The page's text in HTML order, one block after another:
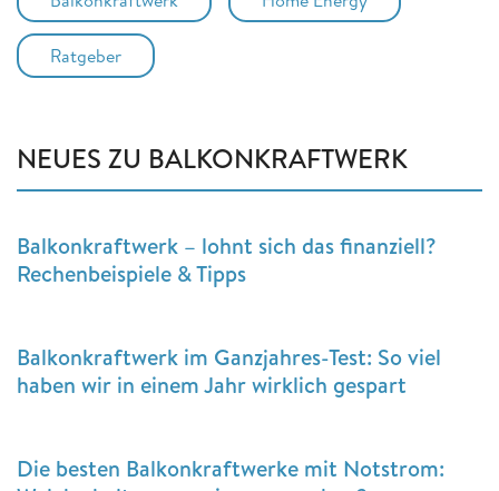
Ratgeber
NEUES ZU BALKONKRAFTWERK
Balkonkraftwerk – lohnt sich das finanziell?
Rechenbeispiele & Tipps
Balkonkraftwerk im Ganzjahres-Test: So viel
haben wir in einem Jahr wirklich gespart
Die besten Balkonkraftwerke mit Notstrom: